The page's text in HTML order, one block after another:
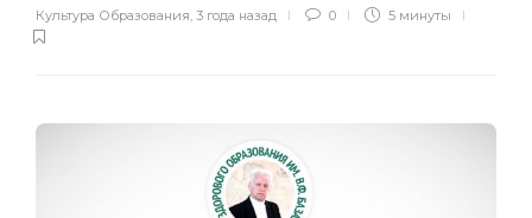
Культура Образования, 3 года назад 0 5 минуты